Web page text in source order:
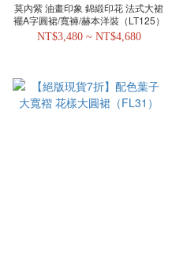
莫內紫 油畫印象 錦緞印花 法式大裙
襬A字圓裙/寬褲/赫本洋裝（LT125）
NT$3,480 ~ NT$4,680